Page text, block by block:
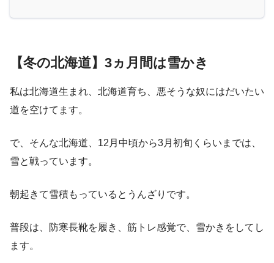
【冬の北海道】3ヵ月間は雪かき
私は北海道生まれ、北海道育ち、悪そうな奴にはだいたい
道を空けてます。
で、そんな北海道、12月中頃から3月初旬くらいまでは、
雪と戦っています。
朝起きて雪積もっているとうんざりです。
普段は、防寒長靴を履き、筋トレ感覚で、雪かきをしてし
ます。